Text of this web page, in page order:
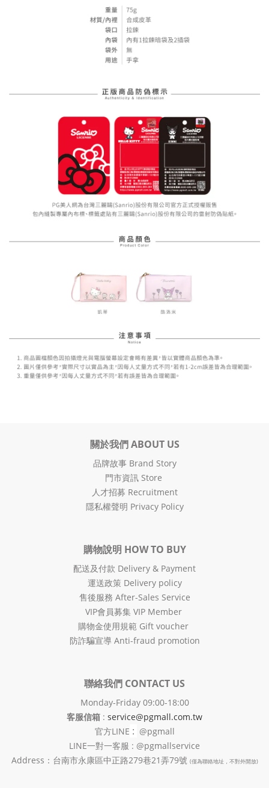
關於我們 ABOUT US
品牌故事 Brand Story
門市資訊 Store
人才招募 Recruitment
隱私權聲明 Privacy Policy
購物說明 HOW TO BUY
配送及付款 Delivery & Payment
運送政策 Delivery policy
售後服務 After-Sales Service
VIP會員募集 VIP Member
購物金使用規範 Gift voucher
防詐騙宣導 Anti-fraud promotion
聯絡我們 CONTACT US
Monday-Friday 09:00-18:00
客服信箱 : service@pgmall.com.tw
官方LINE : @pgmall
LINE一對一客服 : @pgmallservice
Address：台南市永康區中正路279巷21弄79號 (僅為聯絡地址，不對外開放)